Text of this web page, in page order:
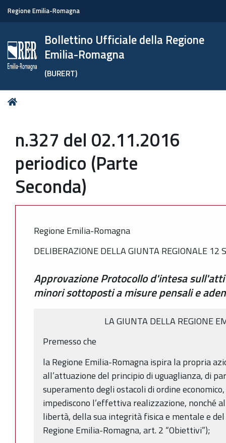
Regione Emilia-Romagna
Bollettino Ufficiale della Regione
Emilia-Romagna
(BURERT)
Tu
n.327 del 02.11.2016
periodico (Parte
Seconda)
Regione Emilia-Romagna
DELIBERAZIONE DELLA GIUNTA REGIONALE
Approvazione Protocollo d'intesa
minori sottoposti a misure pensali e
LA GIUNTA DELLA REGIONE
Premesso che
la Regione Emilia-Romagna ispira la propria
all’attuazione del principio di uguaglianza, di
superamento degli ostacoli di ordine
impediscono l’effettiva realizzazione, nonché
libertà, della sua integrità fisica e mentale e
Regione Emilia-Romagna, art. 2 “Obiettivi”);